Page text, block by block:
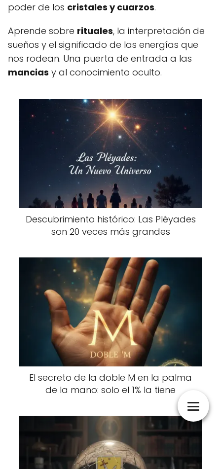
poder de los cristales y cuarzos.
Aprende sobre rituales, la interpretación de
sueños y el significado de las energías que
nos rodean. Una puerta de entrada a las
mancias y al conocimiento oculto.
Descubrimiento histórico: Las Pléyades
son 20 veces más grandes
El secreto de la doble M en la palma
de la mano: solo el 1% la tiene